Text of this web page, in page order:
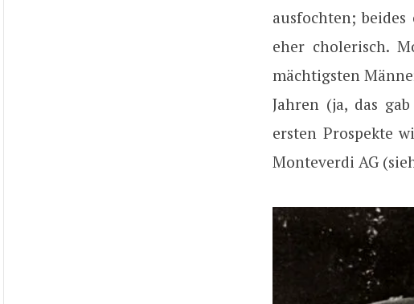
ausfochten;
eher cholerisch.
mächtigsten
Jahren (ja, das
ersten Prospekte
Monteverdi AG